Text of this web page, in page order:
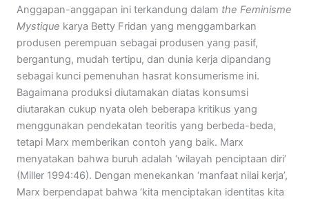
Anggapan-anggapan ini terkandung dalam the Feminisme
Mystique karya Betty Fridan yang menggambarkan
produsen perempuan sebagai produsen yang pasif,
bergantung, mudah tertipu, dan dunia kerja dipandang
sebagai kunci pemenuhan hasrat konsumerisme ini.
Bagaimana produksi diutamakan diatas konsumsi
diutarakan cukup nyata oleh beberapa kritikus yang
menggunakan pendekatan teoritis yang berbeda-beda,
tetapi Marx memberikan contoh yang baik. Marx
menyatakan bahwa buruh adalah ‘wilayah penciptaan diri’
(Miller 1994:46). Dengan menekankan ‘manfaat nilai kerja’,
Marx berpendapat bahwa ‘kita menciptakan identitas kita